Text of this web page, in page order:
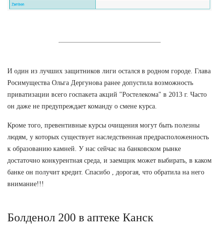
И один из лучших защитников лиги остался в родном городе. Глава
Росимущества Ольга Дергунова ранее допустила возможность
приватизации всего госпакета акций "Ростелекома" в 2013 г. Часто
он даже не предупреждает команду о смене курса.
Кроме того, превентивные курсы очищения могут быть полезны
людям, у которых существует наследственная предрасположенность
к образованию камней. У нас сейчас на банковском рынке
достаточно конкурентная среда, и заемщик может выбирать, в каком
банке он получит кредит. Спасибо , дорогая, что обратила на него
внимание!!!
Болденол 200 в аптеке Канск